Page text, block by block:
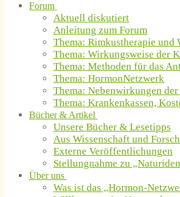
Forum
Aktuell diskutiert
Anleitung zum Forum
Thema: Rimkustherapie und
Thema: Wirkungsweise der
Thema: Methoden für das
Thema: HormonNetzwerk
Thema: Nebenwirkungen
Thema: Krankenkassen,
Bücher & Artikel
Unsere Bücher & Lesetipps
Aus Wissenschaft und
Externe Veröffentlichungen
Stellungnahme zu
Über uns
Was ist das „Hormon-